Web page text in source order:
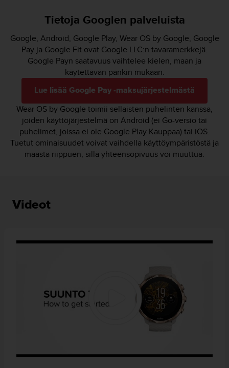
Tietoja Googlen palveluista
Google, Android, Google Play, Wear OS by Google, Google
Pay ja Google Fit ovat Google LLC:n tavaramerkkejä.
Google Payn saatavuus vaihtelee kielen, maan ja
käytettävän pankin mukaan.
Lue lisää Google Pay -maksujärjestelmästä
Wear OS by Google toimii sellaisten puhelinten kanssa,
joiden käyttöjärjestelmä on Android (ei Go-versio tai
puhelimet, joissa ei ole Google Play Kauppaa) tai iOS.
Tuetut ominaisuudet voivat vaihdella käyttöympäristöstä ja
maasta riippuen, sillä yhteensopivuus voi muuttua.
Videot